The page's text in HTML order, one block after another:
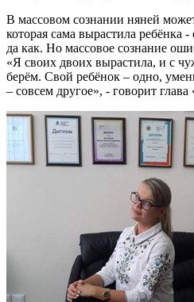
В массовом сознании няней
которая сама вырастила ребёнка
да как. Но массовое сознание
«Я своих двоих вырастила, и с
берём. Свой ребёнок – одно,
– совсем другое», - говорит